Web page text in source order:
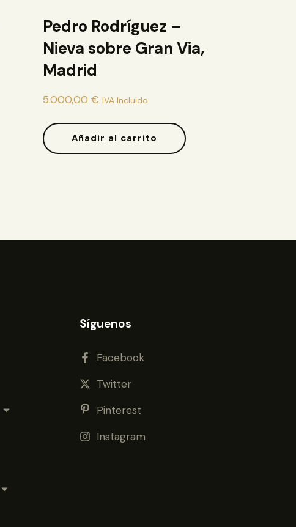
Pedro Rodríguez –
Nieva sobre Gran Via,
Madrid
5.000,00 € IVA Incluido
Añadir al carrito
Síguenos
Facebook
Twitter
Pinterest
Instagram